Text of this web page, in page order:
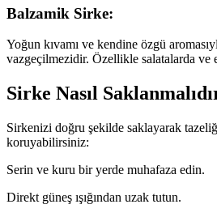
Balzamik Sirke:
Yoğun kıvamı ve kendine özgü
vazgeçilmezidir. Özellikle salatalarda ve
Sirke Nasıl
Sirkenizi doğru şekilde saklayarak
koruyabilirsiniz:
Serin ve kuru bir yerde muhafaza edin.
Direkt güneş ışığından uzak tutun.